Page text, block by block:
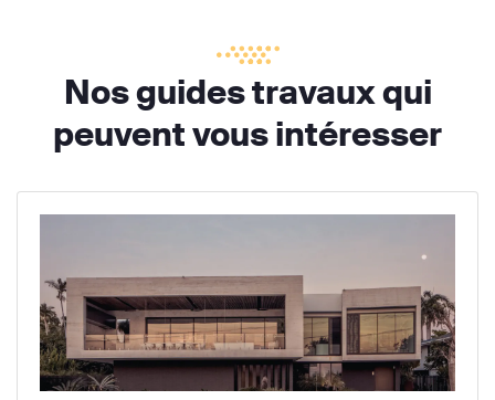
Nos guides travaux qui
peuvent vous intéresser